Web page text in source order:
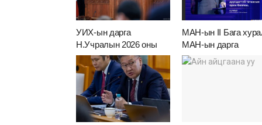
УИХ-ын дарга
Н.Учралын 2026 оны
хаврын ээлжит
чуулганыг нээж хэлсэн
үг
МАН-ын II Бага
МАН-ын дарга
Н.Учралын тависан